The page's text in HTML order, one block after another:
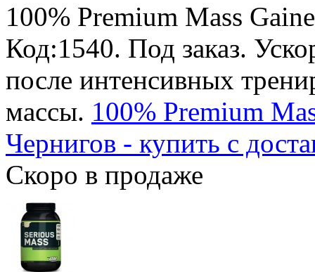
100% Premium Mass
Код:1540. Под заказ.
после интенсивных
массы. 100% Premium
Чернигов - купить с
Скоро в продаже